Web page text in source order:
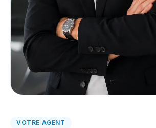
VOTRE AGENT